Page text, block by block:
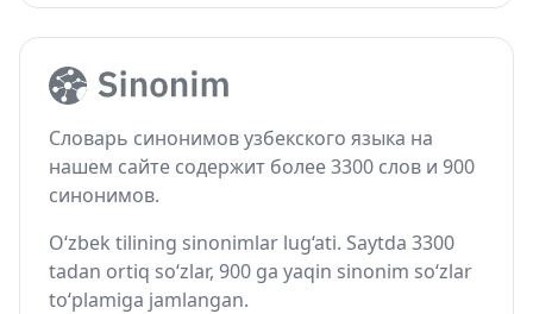
Словарь синонимов узбекского языка на
нашем сайте содержит более 3300 слов и 900
синонимов.
O‘zbek tilining sinonimlar lug‘ati. Saytda 3300
tadan ortiq so‘zlar, 900 ga yaqin sinonim so‘zlar
to‘plamiga jamlangan.